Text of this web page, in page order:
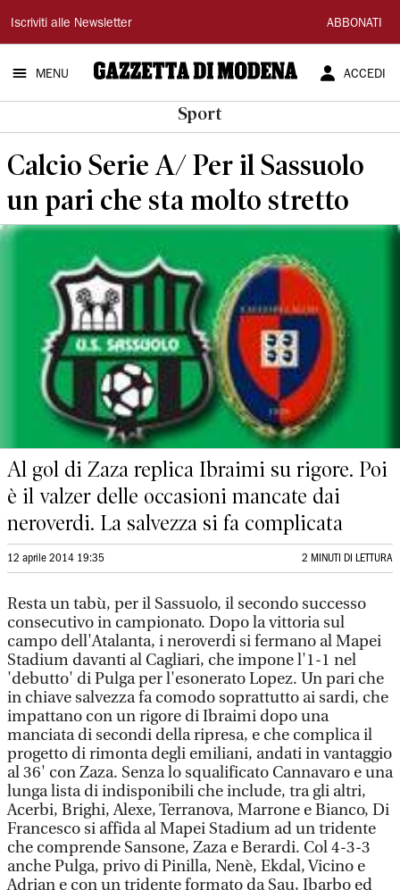
Gazzetta
di
Modena
Iscriviti alle Newsletter ABBONATI
MENU ACCEDI
Sport
Calcio Serie A/ Per il Sassuolo
un pari che sta molto stretto
Al gol di Zaza replica Ibraimi su rigore. Poi
è il valzer delle occasioni mancate dai
neroverdi. La salvezza si fa complicata
12 aprile 2014 19:35 2 MINUTI DI LETTURA
Resta un tabù, per il Sassuolo, il secondo successo
consecutivo in campionato. Dopo la vittoria sul
campo dell'Atalanta, i neroverdi si fermano al Mapei
Stadium davanti al Cagliari, che impone l'1-1 nel
'debutto' di Pulga per l'esonerato Lopez. Un pari che
in chiave salvezza fa comodo soprattutto ai sardi, che
impattano con un rigore di Ibraimi dopo una
manciata di secondi della ripresa, e che complica il
progetto di rimonta degli emiliani, andati in vantaggio
al 36' con Zaza. Senza lo squalificato Cannavaro e una
lunga lista di indisponibili che include, tra gli altri,
Acerbi, Brighi, Alexe, Terranova, Marrone e Bianco, Di
Francesco si affida al Mapei Stadium ad un tridente
che comprende Sansone, Zaza e Berardi. Col 4-3-3
anche Pulga, privo di Pinilla, Nenè, Ekdal, Vicino e
Adrian e con un tridente formato da Sau, Ibarbo ed